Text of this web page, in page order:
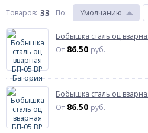
Товаров: 33 По: Умолчанию
Бобышка сталь оц
От 86.50 руб.
Бобышка сталь оц
От 86.50 руб.